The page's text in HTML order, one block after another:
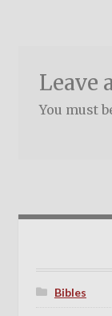
Leave
You must
Bibles